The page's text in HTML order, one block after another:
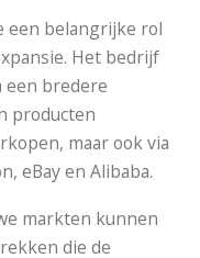
een belangrijke rol
Het bedrijf
​​bredere
producten
maar ook via
eBay en Alibaba.
markten kunnen
die de